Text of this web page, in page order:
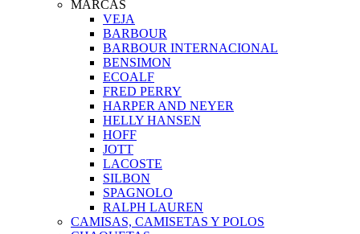
MARCAS
VEJA
BARBOUR
BARBOUR INTERNACIONAL
BENSIMON
ECOALF
FRED PERRY
HARPER AND NEYER
HELLY HANSEN
HOFF
JOTT
LACOSTE
SILBON
SPAGNOLO
RALPH LAUREN
CAMISAS, CAMISETAS Y POLOS